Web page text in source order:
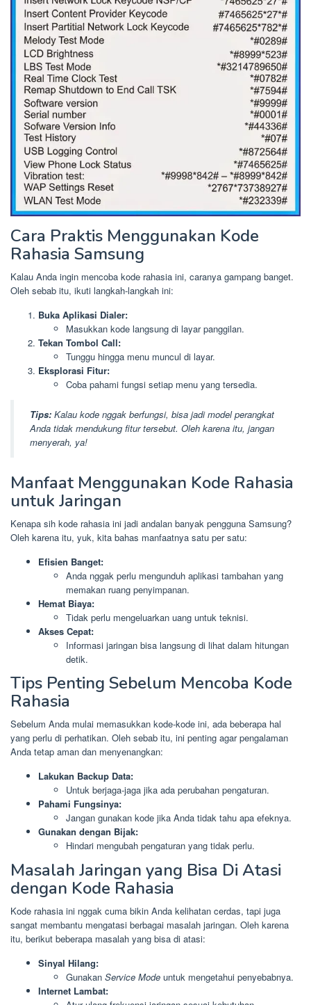
Cara Praktis Menggunakan Kode
Rahasia Samsung
Kalau Anda ingin mencoba kode rahasia ini, caranya gampang banget.
Oleh sebab itu, ikuti langkah-langkah ini:
Buka Aplikasi Dialer:
Masukkan kode langsung di layar panggilan.
Tekan Tombol Call:
Tunggu hingga menu muncul di layar.
Eksplorasi Fitur:
Coba pahami fungsi setiap menu yang tersedia.
Tips: Kalau kode nggak berfungsi, bisa jadi model perangkat
Anda tidak mendukung fitur tersebut. Oleh karena itu, jangan
menyerah, ya!
Manfaat Menggunakan Kode Rahasia
untuk Jaringan
Kenapa sih kode rahasia ini jadi andalan banyak pengguna Samsung?
Oleh karena itu, yuk, kita bahas manfaatnya satu per satu:
Efisien Banget:
Anda nggak perlu mengunduh aplikasi tambahan yang
memakan ruang penyimpanan.
Hemat Biaya:
Tidak perlu mengeluarkan uang untuk teknisi.
Akses Cepat:
Informasi jaringan bisa langsung di lihat dalam hitungan
detik.
Tips Penting Sebelum Mencoba Kode
Rahasia
Sebelum Anda mulai memasukkan kode-kode ini, ada beberapa hal
yang perlu di perhatikan. Oleh sebab itu, ini penting agar pengalaman
Anda tetap aman dan menyenangkan:
Lakukan Backup Data:
Untuk berjaga-jaga jika ada perubahan pengaturan.
Pahami Fungsinya:
Jangan gunakan kode jika Anda tidak tahu apa efeknya.
Gunakan dengan Bijak:
Hindari mengubah pengaturan yang tidak perlu.
Masalah Jaringan yang Bisa Di Atasi
dengan Kode Rahasia
Kode rahasia ini nggak cuma bikin Anda kelihatan cerdas, tapi juga
sangat membantu mengatasi berbagai masalah jaringan. Oleh karena
itu, berikut beberapa masalah yang bisa di atasi:
Sinyal Hilang:
Gunakan Service Mode untuk mengetahui penyebabnya.
Internet Lambat: